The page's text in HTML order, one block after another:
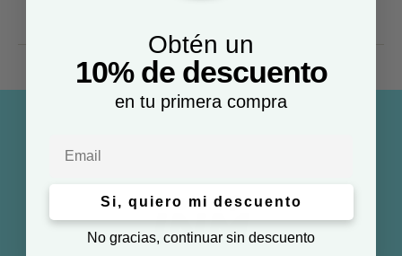
Obtén un
10% de descuento
en tu primera compra
Si, quiero mi descuento
No gracias, continuar sin descuento